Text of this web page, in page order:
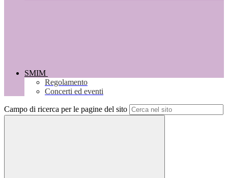
SMIM
Regolamento
Concerti ed eventi
Campo di ricerca per le pagine del sito